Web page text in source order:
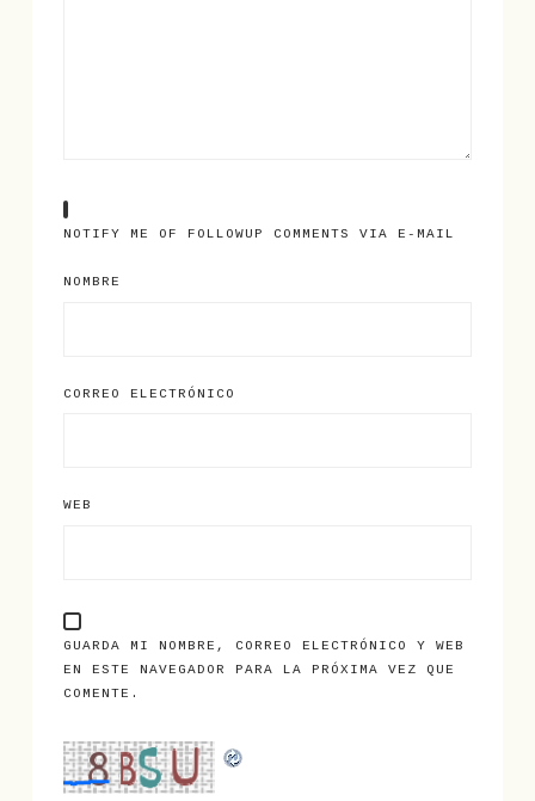
NOTIFY ME OF FOLLOWUP COMMENTS VIA E-MAIL
NOMBRE
CORREO ELECTRÓNICO
WEB
GUARDA MI NOMBRE, CORREO ELECTRÓNICO Y WEB
EN ESTE NAVEGADOR PARA LA PRÓXIMA VEZ QUE
COMENTE.